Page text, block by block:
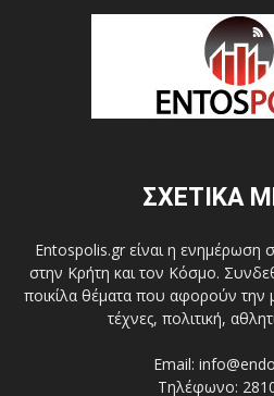
ΣΧΕΤΙΚΑ
Entospolis.gr είναι η ενημέρωση
στην Κρήτη και τον Κόσμο.
ποικίλα θέματα που αφορούν την
τέχνες, πολιτική,
Email:
Τηλέφωνο: